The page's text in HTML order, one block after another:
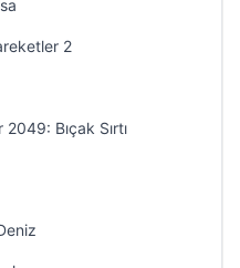
2
Bıçak Sırtı